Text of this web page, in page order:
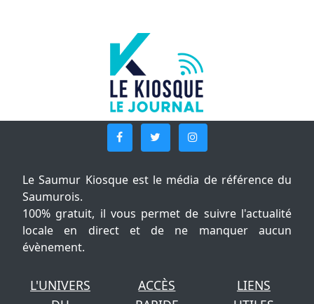
Le Saumur Kiosque est le média de référence du
Saumurois.
100% gratuit, il vous permet de suivre l'actualité
locale en direct et de ne manquer aucun
évènement.
L'UNIVERS
ACCÈS
LIENS